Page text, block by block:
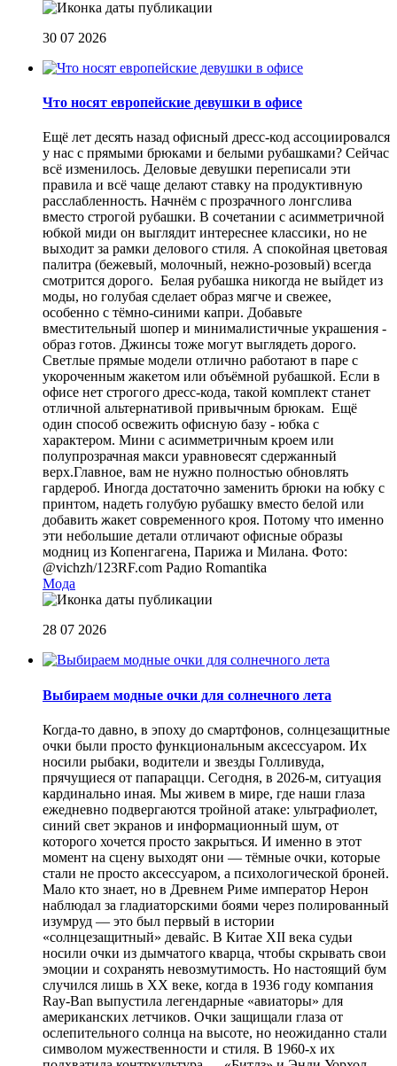
30 07 2026
Что носят европейские девушки в офисе
Ещё лет десять назад офисный дресс-код ассоциировался
у нас с прямыми брюками и белыми рубашками? Сейчас
всё изменилось. Деловые девушки переписали эти
правила и всё чаще делают ставку на продуктивную
расслабленность. Начнём с прозрачного лонгслива
вместо строгой рубашки. В сочетании с асимметричной
юбкой миди он выглядит интереснее классики, но не
выходит за рамки делового стиля. А спокойная цветовая
палитра (бежевый, молочный, нежно-розовый) всегда
смотрится дорого. Белая рубашка никогда не выйдет из
моды, но голубая сделает образ мягче и свежее,
особенно с тёмно-синими капри. Добавьте
вместительный шопер и минималистичные украшения -
образ готов. Джинсы тоже могут выглядеть дорого.
Светлые прямые модели отлично работают в паре с
укороченным жакетом или объёмной рубашкой. Если в
офисе нет строгого дресс-кода, такой комплект станет
отличной альтернативой привычным брюкам. Ещё
один способ освежить офисную базу - юбка с
характером. Мини с асимметричным кроем или
полупрозрачная макси уравновесят сдержанный
верх.Главное, вам не нужно полностью обновлять
гардероб. Иногда достаточно заменить брюки на юбку с
принтом, надеть голубую рубашку вместо белой или
добавить жакет современного кроя. Потому что именно
эти небольшие детали отличают офисные образы
модниц из Копенгагена, Парижа и Милана. Фото:
@vichzh/123RF.com Радио Romantika
Мода
28 07 2026
Выбираем модные очки для солнечного лета
Когда-то давно, в эпоху до смартфонов, солнцезащитные
очки были просто функциональным аксессуаром. Их
носили рыбаки, водители и звезды Голливуда,
прячущиеся от папарацци. Сегодня, в 2026-м, ситуация
кардинально иная. Мы живем в мире, где наши глаза
ежедневно подвергаются тройной атаке: ультрафиолет,
синий свет экранов и информационный шум, от
которого хочется просто закрыться. И именно в этот
момент на сцену выходят они — тёмные очки, которые
стали не просто аксессуаром, а психологической броней.
Мало кто знает, но в Древнем Риме император Нерон
наблюдал за гладиаторскими боями через полированный
изумруд — это был первый в истории
«солнцезащитный» девайс. В Китае XII века судьи
носили очки из дымчатого кварца, чтобы скрывать свои
эмоции и сохранять невозмутимость. Но настоящий бум
случился лишь в XX веке, когда в 1936 году компания
Ray-Ban выпустила легендарные «авиаторы» для
американских летчиков. Очки защищали глаза от
ослепительного солнца на высоте, но неожиданно стали
символом мужественности и стиля. В 1960-х их